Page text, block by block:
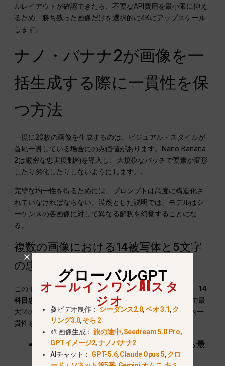
ルレイアウトが確認できたら、不要なAPI費用を最小限に抑え
るため、勝ち残った画像だけを選択的に4Kにアップスケール
します。.
ナノ・バナナ2が画像を一
括生成する際に一貫性を保
つ方法
一度に20枚の画像を生成するのは、ビジュアル・スタイルが
首尾一貫している場合にのみ価値があります。Nano Banana
2は厳密な忠実度制約を導入し、大規模なバッチで要素が変形
したり劣化したりしないようにします。.
完璧な均一性を得るためには、プロンプトは高度に構造化さ
れていなければならない。漠然とした説明では、モデルはシ
ーケンスの各画像に対して異なる解釈を幻覚することにな
る。.
複数の画像における14被写体と5文字
の忠実性ルール
このモデルの卓越した技術的成果は、次のとおりである。14
科目忠実ルール
. .Nano Banana 2は、1つの生成バッチ内で最
大14の異なるオブジェクトの正確な構造的完全性と視覚的一
貫性を維持することができます。.
キャラクターの一貫性:20枚の画像から最
大5人の人物を簡単に追跡できます。.
グローバルGPT
オールインワンAIスタ
ジオ
🎬 ビデオ制作：シーダンス2.0,ベオ 3.1,ク
リング3.0,そら 2
🎨 画像生成：旅の途中,Seedream 5.0 Pro,
GPTイメージ2,ナノバナナ2
AIチャット： GPT-5.6,Claude Opus 5,クロ